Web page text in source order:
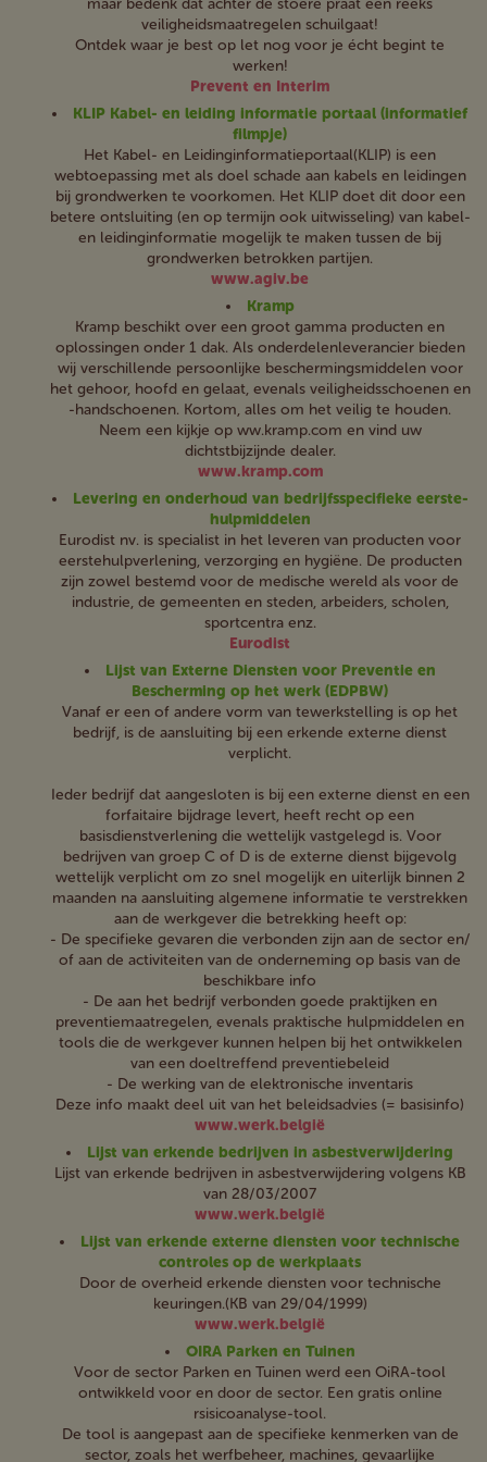
maar bedenk dat achter de stoere praat een reeks
veiligheidsmaatregelen schuilgaat!
Ontdek waar je best op let nog voor je écht begint te
werken!
Prevent en Interim
KLIP Kabel- en leiding informatie portaal (informatief
filmpje)
Het Kabel- en Leidinginformatieportaal(KLIP) is een
webtoepassing met als doel schade aan kabels en leidingen
bij grondwerken te voorkomen. Het KLIP doet dit door een
betere ontsluiting (en op termijn ook uitwisseling) van kabel-
en leidinginformatie mogelijk te maken tussen de bij
grondwerken betrokken partijen.
www.agiv.be
Kramp
Kramp beschikt over een groot gamma producten en
oplossingen onder 1 dak. Als onderdelenleverancier bieden
wij verschillende persoonlijke beschermingsmiddelen voor
het gehoor, hoofd en gelaat, evenals veiligheidsschoenen en
-handschoenen. Kortom, alles om het veilig te houden.
Neem een kijkje op ww.kramp.com en vind uw
dichtstbijzijnde dealer.
www.kramp.com
Levering en onderhoud van bedrijfsspecifieke eerste-
hulpmiddelen
Eurodist nv. is specialist in het leveren van producten voor
eerstehulpverlening, verzorging en hygiëne. De producten
zijn zowel bestemd voor de medische wereld als voor de
industrie, de gemeenten en steden, arbeiders, scholen,
sportcentra enz.
Eurodist
Lijst van Externe Diensten voor Preventie en
Bescherming op het werk (EDPBW)
Vanaf er een of andere vorm van tewerkstelling is op het
bedrijf, is de aansluiting bij een erkende externe dienst
verplicht.
Ieder bedrijf dat aangesloten is bij een externe dienst en een
forfaitaire bijdrage levert, heeft recht op een
basisdienstverlening die wettelijk vastgelegd is. Voor
bedrijven van groep C of D is de externe dienst bijgevolg
wettelijk verplicht om zo snel mogelijk en uiterlijk binnen 2
maanden na aansluiting algemene informatie te verstrekken
aan de werkgever die betrekking heeft op:
- De specifieke gevaren die verbonden zijn aan de sector en/
of aan de activiteiten van de onderneming op basis van de
beschikbare info
- De aan het bedrijf verbonden goede praktijken en
preventiemaatregelen, evenals praktische hulpmiddelen en
tools die de werkgever kunnen helpen bij het ontwikkelen
van een doeltreffend preventiebeleid
- De werking van de elektronische inventaris
Deze info maakt deel uit van het beleidsadvies (= basisinfo)
www.werk.belgië
Lijst van erkende bedrijven in asbestverwijdering
Lijst van erkende bedrijven in asbestverwijdering volgens KB
van 28/03/2007
www.werk.belgië
Lijst van erkende externe diensten voor technische
controles op de werkplaats
Door de overheid erkende diensten voor technische
keuringen.(KB van 29/04/1999)
www.werk.belgië
OIRA Parken en Tuinen
Voor de sector Parken en Tuinen werd een OiRA-tool
ontwikkeld voor en door de sector. Een gratis online
rsisicoanalyse-tool.
De tool is aangepast aan de specifieke kenmerken van de
sector, zoals het werfbeheer, machines, gevaarlijke